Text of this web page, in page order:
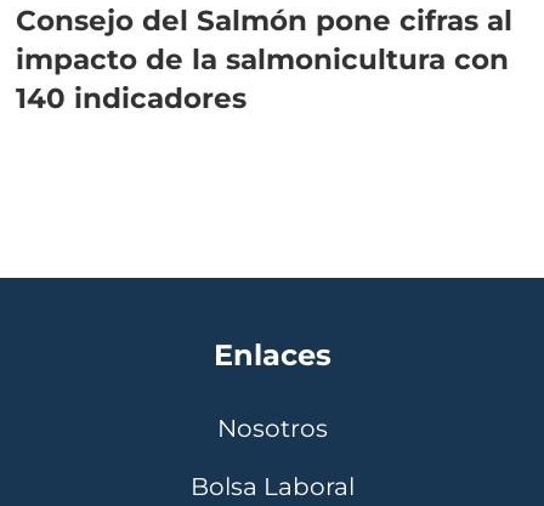
Consejo del Salmón pone cifras al
impacto de la salmonicultura con
140 indicadores
Enlaces
Nosotros
Bolsa Laboral